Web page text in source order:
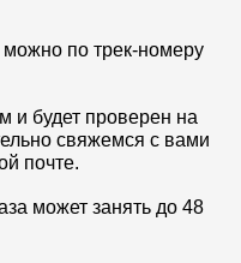
по трек-номеру
и будет проверен на
свяжемся с вами
почте.
может занять до 48